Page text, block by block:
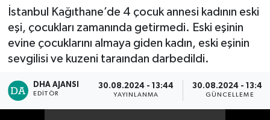
İstanbul Kağıthane’de 4 çocuk annesi kadının eski
eşi, çocukları zamanında getirmedi. Eski eşinin
evine çocuklarını almaya giden kadın, eski eşinin
sevgilisi ve kuzeni taraından darbedildi.
DHA AJANSI
EDITÖR
30.08.2024 - 13:44
YAYINLANMA
30.08.2024 - 13:45
GÜNCELLEME